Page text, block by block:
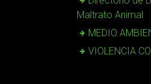
Maltrato Animal
MEDIO
VIOLENCIA